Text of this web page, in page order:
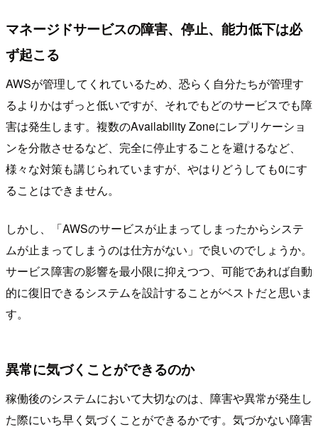
マネージドサービスの障害、停止、能力低下は必
ず起こる
AWSが管理してくれているため、恐らく自分たちが管理す
るよりかはずっと低いですが、それでもどのサービスでも障
害は発生します。複数のAvailability Zoneにレプリケーショ
ンを分散させるなど、完全に停止することを避けるなど、
様々な対策も講じられていますが、やはりどうしても0にす
ることはできません。
しかし、「AWSのサービスが止まってしまったからシステ
ムが止まってしまうのは仕方がない」で良いのでしょうか。
サービス障害の影響を最小限に抑えつつ、可能であれば自動
的に復旧できるシステムを設計することがベストだと思いま
す。
異常に気づくことができるのか
稼働後のシステムにおいて大切なのは、障害や異常が発生し
た際にいち早く気づくことができるかです。気づかない障害